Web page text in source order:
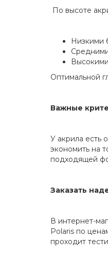
По высоте
Низкими
Оптимальной
Важные
У акрила есть
экономить на
подходящей
Заказать
В интернет-
Polaris по
проходит